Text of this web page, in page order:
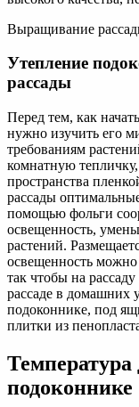
Выращивание
Утепление
рассады
Перед тем, как
нужно изучить его
требованиям
комнатную
пространства
рассады
помощью фольги
освещенность,
растений.
освещенность можно
так чтобы на
рассаде в домашних
подоконнике, под
плитки из
Температура
подоконнике